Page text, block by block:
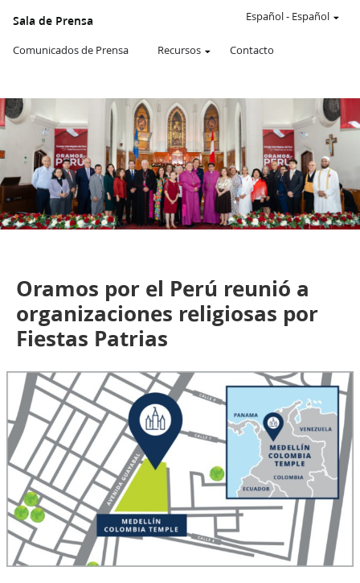
SITIO
WEB
oficial
de
de
JESUCRISTO
de
los
SANTOS
DE
LOS
ÚLTIMOS
DÍAS
Sala de Prensa
Comunicados de Prensa Recursos Contacto
Español- Español
Oramos por el Perú reunió a
organizaciones religiosas por
Fiestas Patrias